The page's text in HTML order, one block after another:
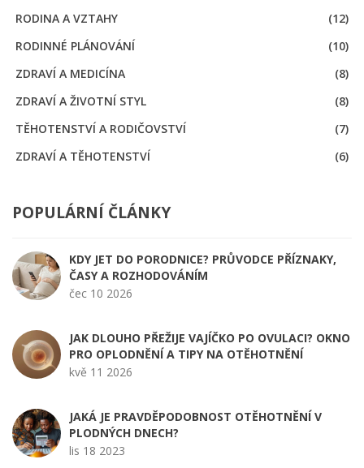
RODINA A VZTAHY
(12)
RODINNÉ PLÁNOVÁNÍ
(10)
ZDRAVÍ A MEDICÍNA
(8)
ZDRAVÍ A ŽIVOTNÍ STYL
(8)
TĚHOTENSTVÍ A RODIČOVSTVÍ
(7)
ZDRAVÍ A TĚHOTENSTVÍ
(6)
POPULÁRNÍ ČLÁNKY
KDY JET DO PORODNICE? PRŮVODCE PŘÍZNAKY,
ČASY A ROZHODOVÁNÍM
čec 10 2026
JAK DLOUHO PŘEŽIJE VAJÍČKO PO OVULACI? OKNO
PRO OPLODNĚNÍ A TIPY NA OTĚHOTNĚNÍ
kvě 11 2026
JAKÁ JE PRAVDĚPODOBNOST OTĚHOTNĚNÍ V
PLODNÝCH DNECH?
lis 18 2023